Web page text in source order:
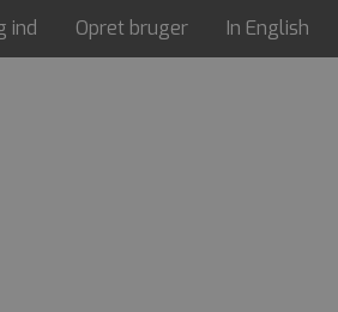
ind Opret bruger In English